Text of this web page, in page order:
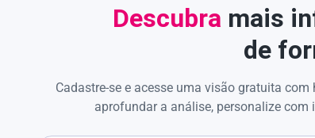
Descubra mais
de
Cadastre-se e acesse uma visão gratuita
aprofundar a análise, personalize